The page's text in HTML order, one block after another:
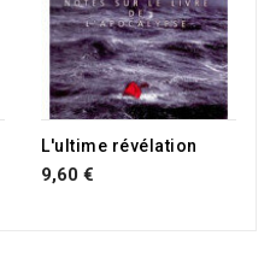
L'ultime révélation
9,60 €